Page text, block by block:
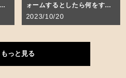
ォームするとしたら何をす
る？
2023/10/20
もっと見る